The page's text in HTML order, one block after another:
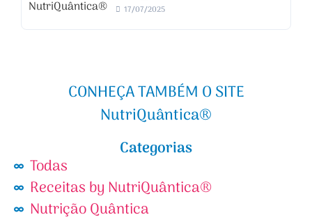
17/07/2025
CONHEÇA TAMBÉM O SITE
NutriQuântica®
Categorias
Todas
Receitas by NutriQuântica®
Nutrição Quântica